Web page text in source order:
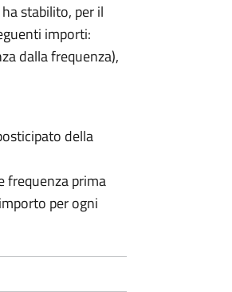
stabilito, per il
importi:
dalla frequenza),
della
frequenza prima
per ogni